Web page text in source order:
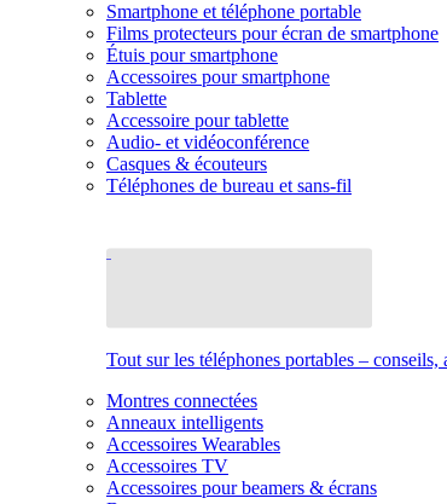
Smartphone et téléphone portable
Films protecteurs pour écran de smartphone
Étuis pour smartphone
Accessoires pour smartphone
Tablette
Accessoire pour tablette
Audio- et vidéoconférence
Casques & écouteurs
Téléphones de bureau et sans-fil
Tout sur les téléphones portables –
Montres connectées
Anneaux intelligents
Accessoires Wearables
Accessoires TV
Accessoires pour beamers & écrans